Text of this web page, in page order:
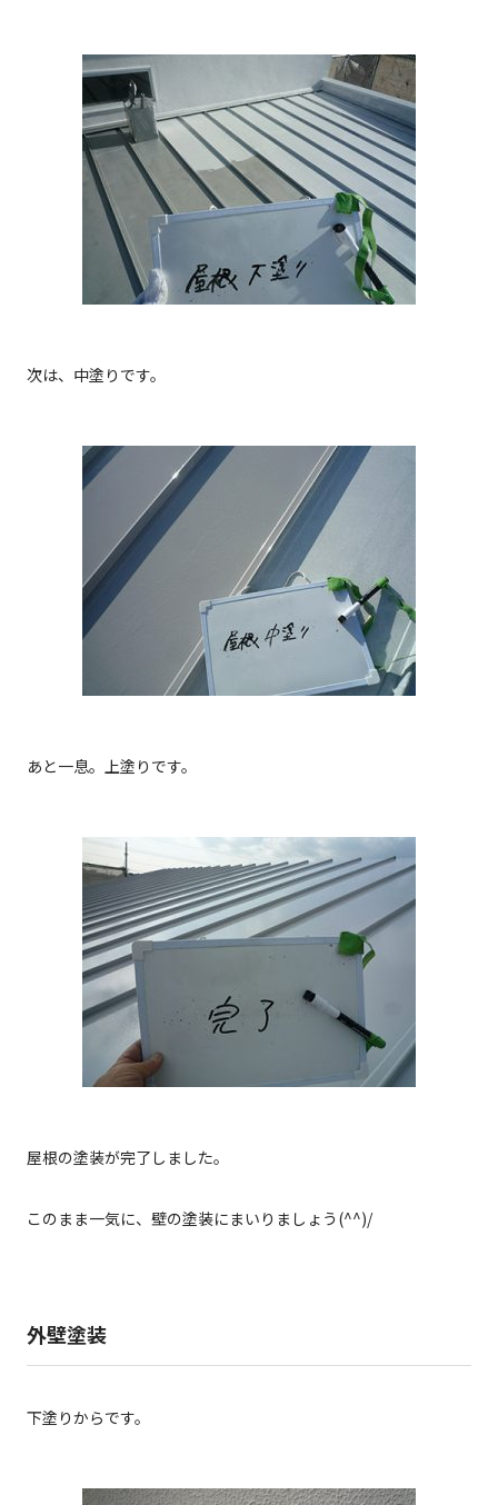
次は、中塗りです。
あと一息。上塗りです。
屋根の塗装が完了しました。
このまま一気に、壁の塗装にまいりましょう(^^)/
外壁塗装
下塗りからです。